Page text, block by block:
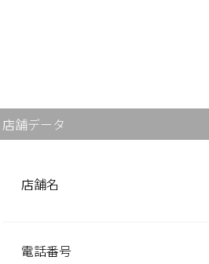
店舗データ
店舗名
電話番号